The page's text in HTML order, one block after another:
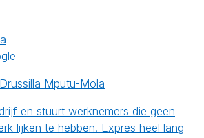
Mputu-Mola
en stuurt werknemers die geen
lijken te hebben. Expres heel lang